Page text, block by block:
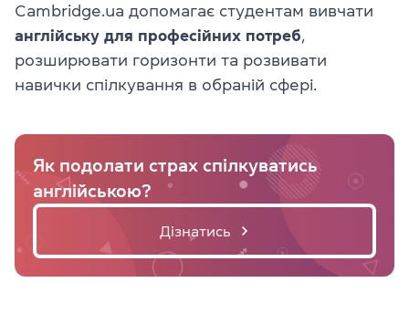
Cambridge.ua допомагає студентам вивчати
англійську для професійних потреб,
розширювати горизонти та розвивати
навички спілкування в обраній сфері.
Як подолати страх спілкуватись
англійською?
Дізнатись